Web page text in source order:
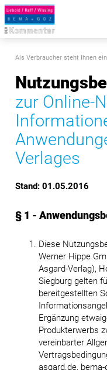
Als Verbraucher steht Ihnen
zur Online-
Verlages
Stand: 01.05.2016
§ 1 -
Diese
Werner Hippe
Asgard-Verlag),
Siegburg gelten
bereitgestellten
Ergänzung
Produkterwerbs
vereinbarter
asgard.de,